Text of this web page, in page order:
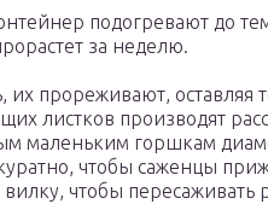
подогревают до
за неделю.
их прореживают, оставляя
листков производят
маленьким горшкам
чтобы саженцы
вилку, чтобы